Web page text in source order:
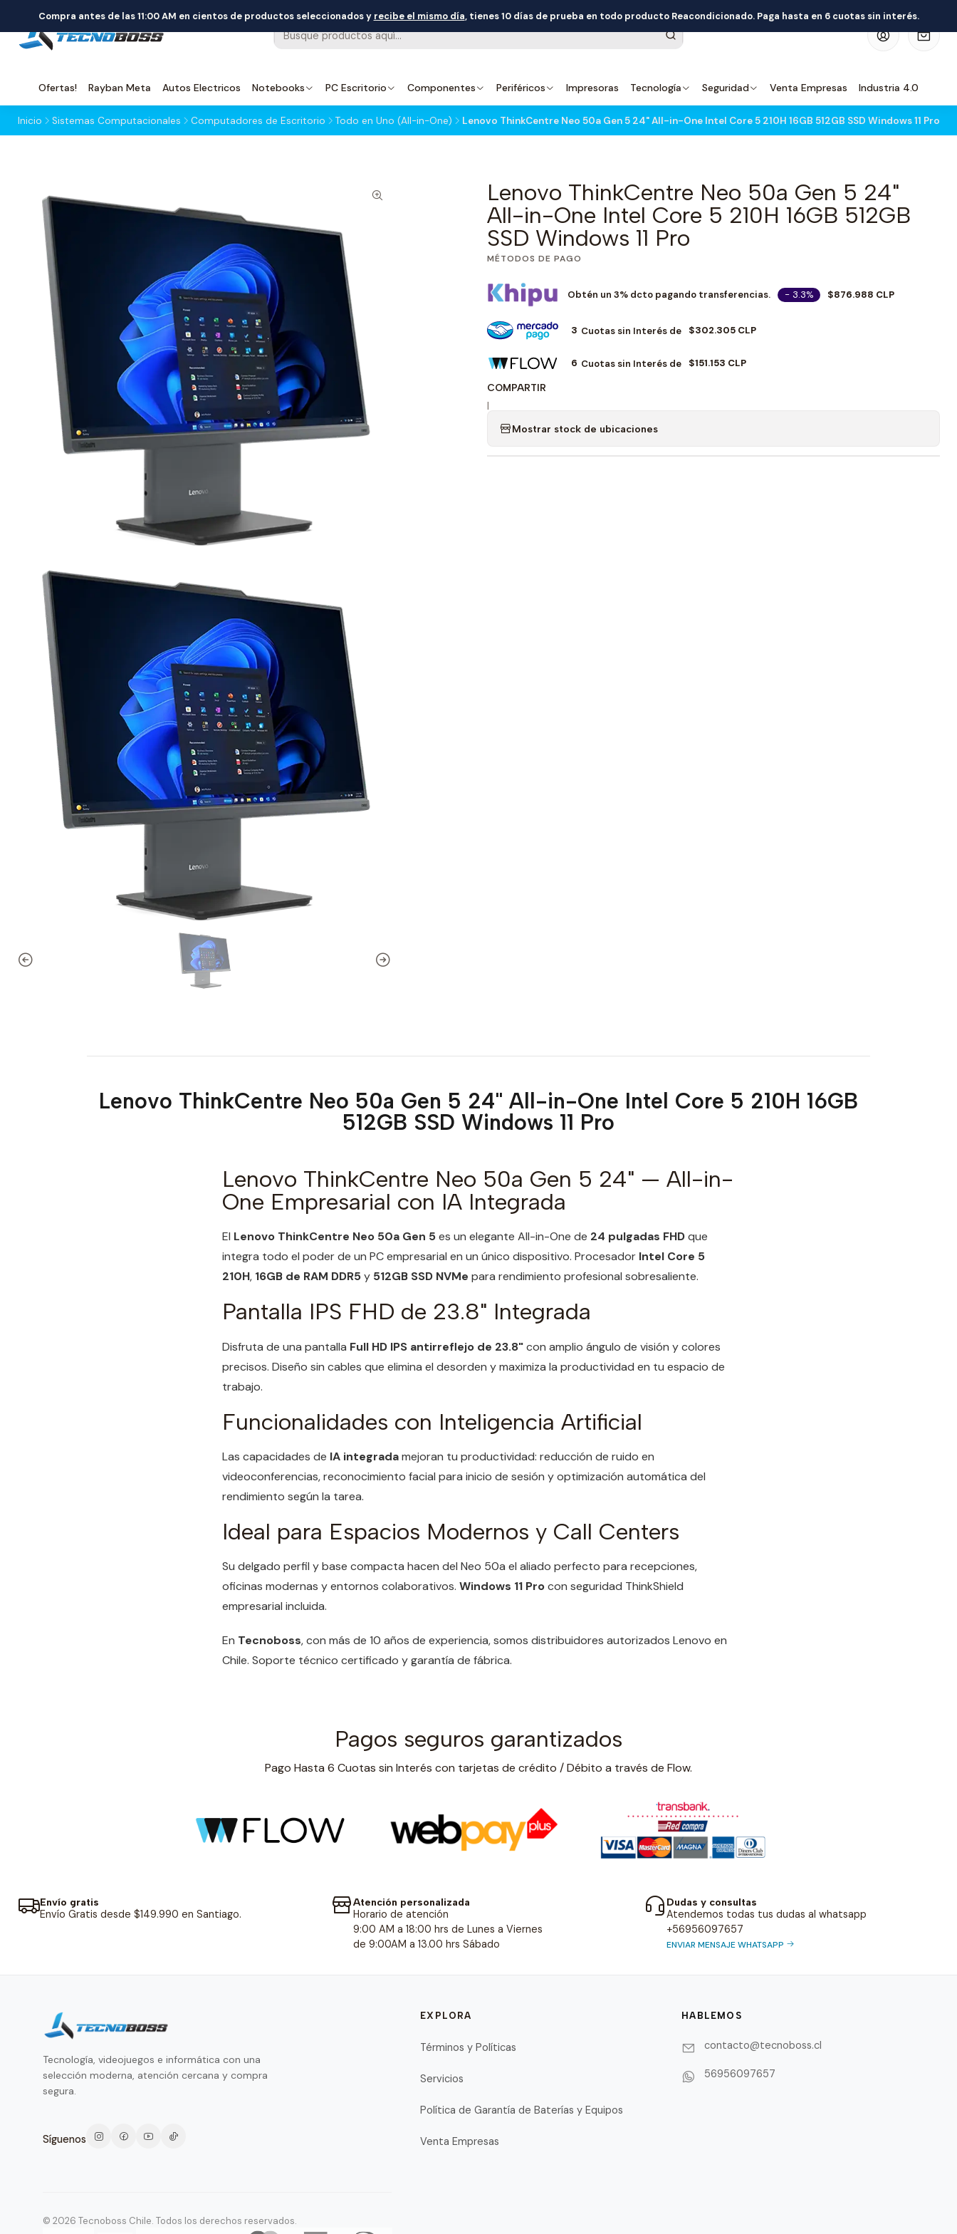
Ofertas! Rayban Meta Autos Electricos Notebooks PC Escritorio Componentes Periféricos Impresoras Tecnología Seguridad Venta Empresas Industria 4.0
Compra antes de las 11:00 AM en cientos de productos seleccionados y recibe el mismo día, tienes 10 días de prueba en todo producto Reacondicionado. Paga hasta en 6 cuotas sin interés.
Inicio Sistemas Computacionales Computadores de Escritorio Todo en Uno (All-in-One) Lenovo ThinkCentre Neo 50a Gen 5 24" All-in-One Intel Core 5 210H 16GB 512GB SSD Windows 11 Pro
Lenovo ThinkCentre Neo 50a Gen 5 24"
All-in-One Intel Core 5 210H 16GB 512GB
SSD Windows 11 Pro
MÉTODOS DE PAGO
Obtén un 3% dcto pagando transferencias. - 3.3% $876.988 CLP
3 Cuotas sin Interés de $302.305 CLP
6 Cuotas sin Interés de $151.153 CLP
COMPARTIR
|
Mostrar stock de ubicaciones
Lenovo ThinkCentre Neo 50a Gen 5 24" All-in-One Intel Core 5 210H 16GB
512GB SSD Windows 11 Pro
Lenovo ThinkCentre Neo 50a Gen 5 24" — All-in-
One Empresarial con IA Integrada
El Lenovo ThinkCentre Neo 50a Gen 5es un elegante All-in-One de 24 pulgadas FHDque
integra todo el poder de un PC empresarial en un único dispositivo. Procesador Intel Core 5
210H, 16GB de RAM DDR5y 512GB SSD NVMe para rendimiento profesional sobresaliente.
Pantalla IPS FHD de 23.8" Integrada
Disfruta de una pantalla Full HD IPS antirreflejo de 23.8"con amplio ángulo de visión y colores
precisos. Diseño sin cables que elimina el desorden y maximiza la productividad en tu espacio de
trabajo.
Funcionalidades con Inteligencia Artificial
Las capacidades de IA integradamejoran tu productividad: reducción de ruido en
videoconferencias, reconocimiento facial para inicio de sesión y optimización automática del
rendimiento según la tarea.
Ideal para Espacios Modernos y Call Centers
Su delgado perfil y base compacta hacen del Neo 50a el aliado perfecto para recepciones,
oficinas modernas y entornos colaborativos. Windows 11 Procon seguridad ThinkShield
empresarial incluida.
En Tecnoboss, con más de 10 años de experiencia, somos distribuidores autorizados Lenovo en
Chile. Soporte técnico certificado y garantía de fábrica.
Pagos seguros garantizados
Pago Hasta 6 Cuotas sin Interés con tarjetas de crédito / Débito a través de Flow.
Envío gratis
Envío Gratis desde $149.990 en Santiago.
Atención personalizada
Horario de atención
9:00 AM a 18:00 hrs de Lunes a Viernes
de 9:00AM a 13.00 hrs Sábado
Dudas y consultas
Atendemos todas tus dudas al whatsapp
+56956097657
ENVIAR MENSAJE WHATSAPP
Tecnología, videojuegos e informática con una
selección moderna, atención cercana y compra
segura.
Síguenos
EXPLORA
Términos y Políticas
Servicios
Política de Garantía de Baterías y Equipos
Venta Empresas
HABLEMOS
contacto@tecnoboss.cl
56956097657
© 2026 Tecnoboss Chile. Todos los derechos reservados.